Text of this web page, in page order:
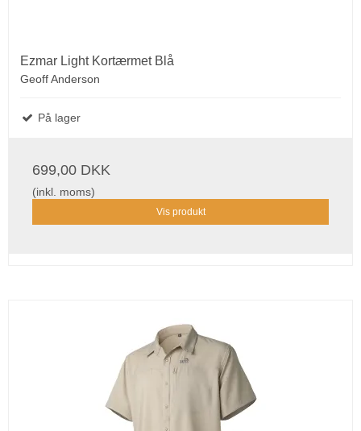
Ezmar Light Kortærmet Blå
Geoff Anderson
På lager
699,00 DKK
(inkl. moms)
Vis produkt